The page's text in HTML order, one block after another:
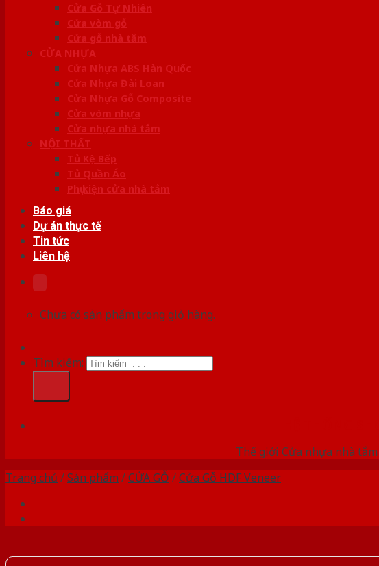
Cửa Gỗ Tự Nhiên
Cửa vòm gỗ
Cửa gỗ nhà tắm
CỬA NHỰA
Cửa Nhựa ABS Hàn Quốc
Cửa Nhựa Đài Loan
Cửa Nhựa Gỗ Composite
Cửa vòm nhựa
Cửa nhựa nhà tắm
NỘI THẤT
Tủ Kệ Bếp
Tủ Quần Áo
Phụ kiện cửa nhà tắm
Báo giá
Dự án thực tế
Tin tức
Liên hệ
Chưa có sản phẩm trong giỏ hàng.
Tìm kiếm:
Thế giới Cửa nhựa nhà
Trang chủ /Sản phẩm /CỬA GỖ /Cửa Gỗ HDF Veneer